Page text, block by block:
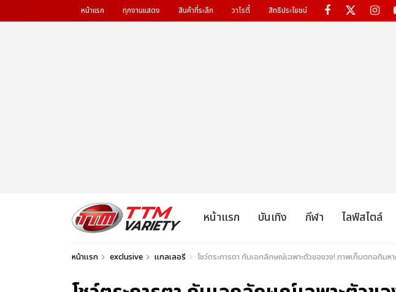
หน้าแรก ทุกงานแสดง สินค้าที่ระลึก วาไรตี้ สิทธิประโยชน์
หน้าแรก บันเทิง กีฬา ไลฟ์สไตล์
หน้าแรก exclusive แกลเลอรี โชว์ตระการตา กับเอกลักษณ์เฉพาะตัวของวง! ภาพเก็บตกอภิม